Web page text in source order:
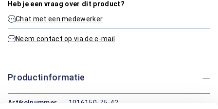
Heb je een vraag over dit product?
Chat met een medewerker
Neem contact op via de e-mail
Productinformatie
Artikelnummer
1016150-75-42